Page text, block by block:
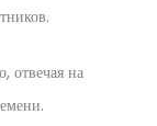
отвечая на